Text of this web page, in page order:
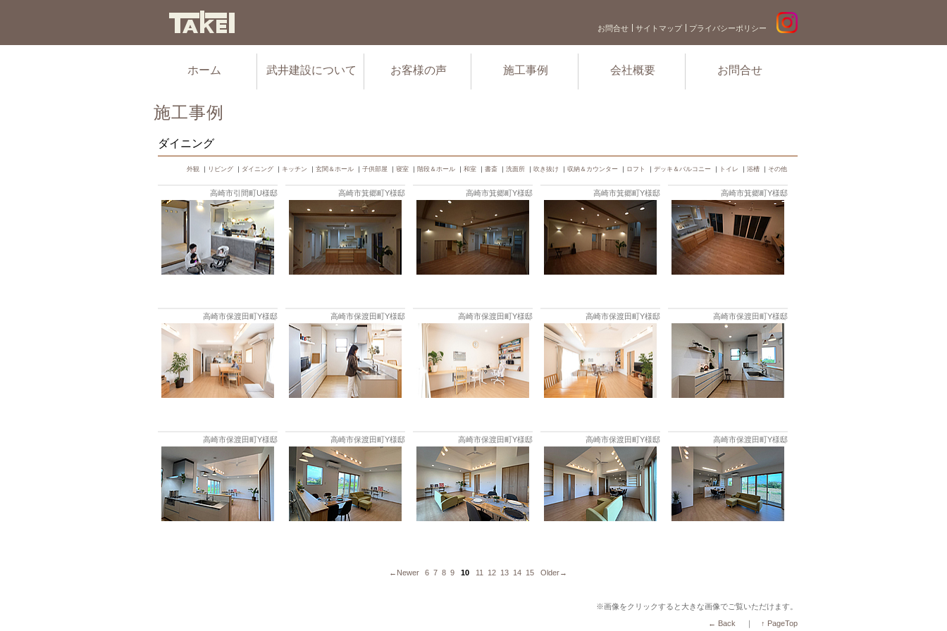
お問合せ サイトマップ プライバシーポリシー
ホーム 武井建設について お客様の声 施工事例 会社概要 お問合せ
施工事例
ダイニング
外観 ｜ リビング ｜ ダイニング ｜ キッチン ｜ 玄関＆ホール ｜ 子供部屋 ｜ 寝室 ｜ 階段＆ホール ｜ 和室 ｜ 書斎 ｜ 洗面所 ｜ 吹き抜け ｜ 収納＆カウンター ｜ ロフト ｜ デッキ＆バルコニー ｜ トイレ ｜ 浴槽 ｜ その他
高崎市引間町U様邸 高崎市箕郷町Y様邸 高崎市箕郷町Y様邸 高崎市箕郷町Y様邸 高崎市箕郷町Y様邸
高崎市保渡田町Y様邸 高崎市保渡田町Y様邸 高崎市保渡田町Y様邸 高崎市保渡田町Y様邸 高崎市保渡田町Y様邸
高崎市保渡田町Y様邸 高崎市保渡田町Y様邸 高崎市保渡田町Y様邸 高崎市保渡田町Y様邸 高崎市保渡田町Y様邸
←Newer 6 7 8 9 10 11 12 13 14 15 Older→
※画像をクリックすると大きな画像でご覧いただけます。
← Back ｜ ↑ PageTop